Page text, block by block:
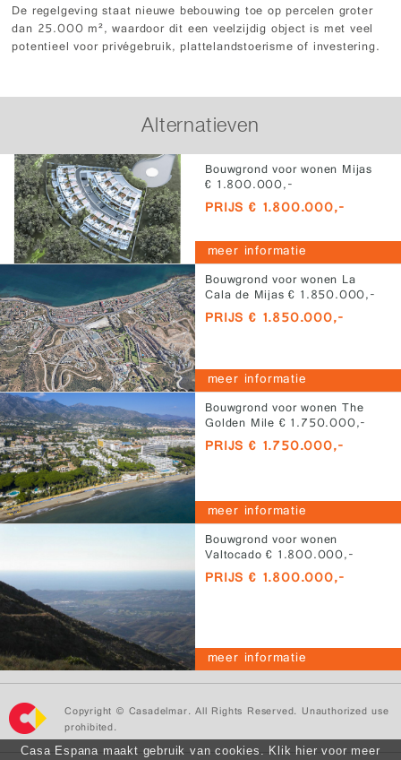
De regelgeving staat nieuwe bebouwing toe op percelen groter
dan 25.000 m², waardoor dit een veelzijdig object is met veel
potentieel voor privégebruik, plattelandstoerisme of investering.
Alternatieven
Bouwgrond voor wonen Mijas
€ 1.800.000,-
PRIJS € 1.800.000,-
meer informatie
Bouwgrond voor wonen La
Cala de Mijas € 1.850.000,-
PRIJS € 1.850.000,-
meer informatie
Bouwgrond voor wonen The
Golden Mile € 1.750.000,-
PRIJS € 1.750.000,-
meer informatie
Bouwgrond voor wonen
Valtocado € 1.800.000,-
PRIJS € 1.800.000,-
meer informatie
Copyright © Casadelmar. All Rights Reserved. Unauthorized use
prohibited.
Casa Espana maakt gebruik van cookies. Klik hier voor meer